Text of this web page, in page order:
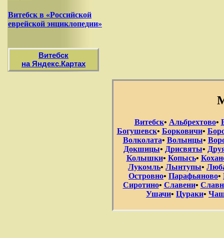
Витебск в «Российской
еврейской энциклопедии»
Витебск
на Яндекс.Картах
Витебск• Альбрехтово•
Богушевск• Борковичи•
Волколата• Волынцы•
Докшицы• Дрисвяты•
Колышки• Копысь•
Лукомль• Лынтупы•
Островно• Парафьяново•
Сиротино• Славени•
Ушачи• Цураки•